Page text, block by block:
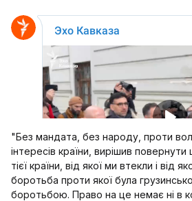
"Без мандата, без народу, проти
інтересів країни, вирішив
тієї країни, від якої ми втекли і від
боротьба проти якої була
боротьбою. Право на це немає ні в